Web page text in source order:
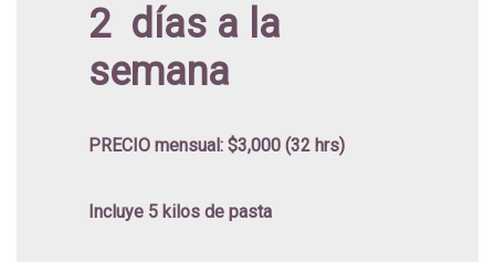
2 días a la
semana
PRECIO mensual: $3,000 (32 hrs)
Incluye 5 kilos de pasta